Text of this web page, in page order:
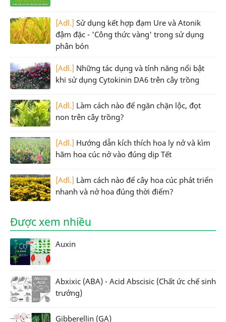
[Adl.] Sử dụng kết hợp đạm Ure và Atonik
đậm đặc - 'Công thức vàng' trong sử dụng
phân bón
[Adl.] Những tác dụng và tính năng nổi bật
khi sử dụng Cytokinin DA6 trên cây trồng
[Adl.] Làm cách nào để ngăn chặn lộc, đọt
non trên cây trồng?
[Adl.] Hướng dẫn kích thích hoa ly nở và kìm
hãm hoa cúc nở vào đúng dịp Tết
[Adl.] Làm cách nào để cây hoa cúc phát triển
nhanh và nở hoa đúng thời điểm?
Được xem nhiều
Auxin
Abxixic (ABA) - Acid Abscisic (Chất ức chế sinh
trưởng)
Gibberellin (GA)